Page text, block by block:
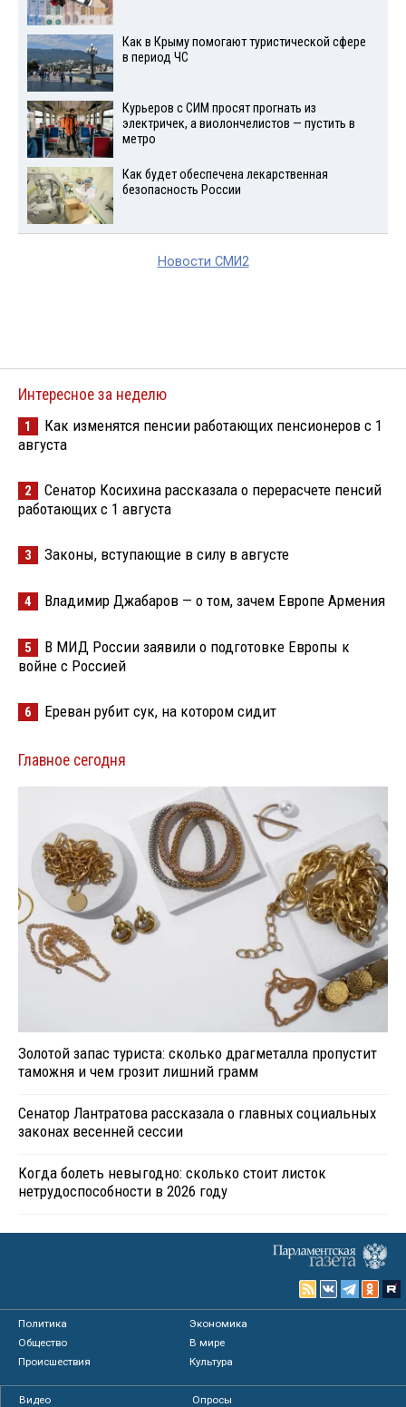
Как в Крыму помогают туристической сфере
в период ЧС
Курьеров с СИМ просят прогнать из
электричек, а виолончелистов — пустить в
метро
Как будет обеспечена лекарственная
безопасность России
Новости СМИ2
Интересное за неделю
1
Как изменятся пенсии работающих пенсионеров с 1
августа
2
Сенатор Косихина рассказала о перерасчете пенсий
работающих с 1 августа
3 Законы, вступающие в силу в августе
4 Владимир Джабаров — о том, зачем Европе Армения
5
В МИД России заявили о подготовке Европы к
войне с Россией
6 Ереван рубит сук, на котором сидит
Главное сегодня
Золотой запас туриста: сколько драгметалла пропустит
таможня и чем грозит лишний грамм
Сенатор Лантратова рассказала о главных социальных
законах весенней сессии
Когда болеть невыгодно: сколько стоит листок
нетрудоспособности в 2026 году
Политика
Экономика
Общество
В мире
Происшествия
Культура
Видео
Опросы